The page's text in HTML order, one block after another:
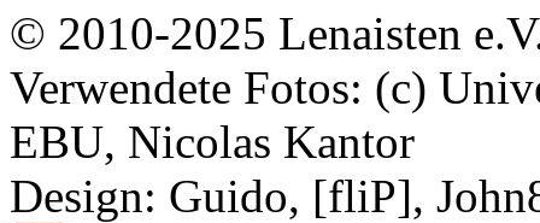
© 2010-2025 Lenaisten
Verwendete Fotos: (c)
EBU, Nicolas Kantor
Design: Guido, [fliP],